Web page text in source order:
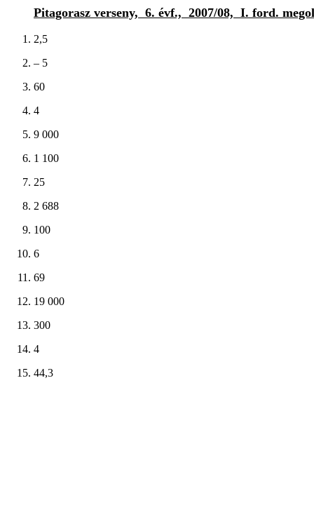
Pitagorasz verseny, 6. évf., 2007/08, I. ford.
2,5
– 5
60
4
9 000
1 100
25
2 688
100
6
69
19 000
300
4
44,3